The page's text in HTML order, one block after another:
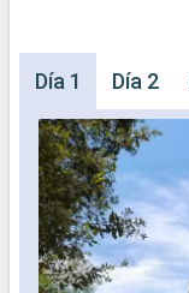
Día 1 Día 2